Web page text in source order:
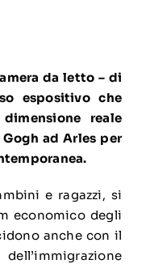
da letto – di
espositivo che
reale
ad Arles per
e ragazzi, si
economico degli
anche con il